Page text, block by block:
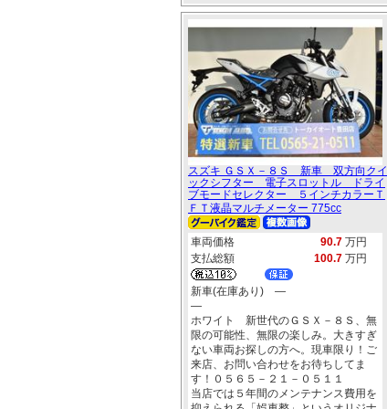
スズキ ＧＳＸ－８Ｓ 新車 双方向クイ
ックシフター 電子スロットル ドライ
ブモードセレクター ５インチカラーＴ
ＦＴ液晶マルチメーター 775cc
車両価格 90.7 万円
支払総額
100.7 万円
新車(在庫あり) ―
―
ホワイト 新世代のＧＳＸ－８Ｓ、無
限の可能性、無限の楽しみ。大きすぎ
ない車両お探しの方へ。現車限り！ご
来店、お問い合わせをお待ちしてま
す！０５６５－２１－０５１１
当店では５年間のメンテナンス費用を